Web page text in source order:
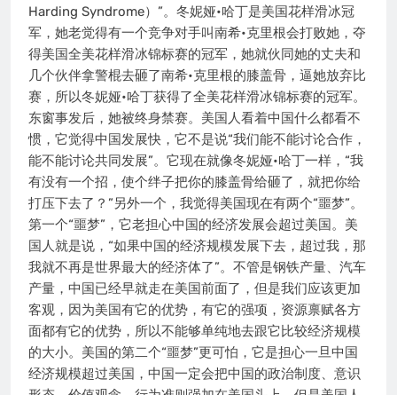
Harding Syndrome）”。冬妮娅•哈丁是美国花样滑冰冠
军，她老觉得有一个竞争对手叫南希•克里根会打败她，夺
得美国全美花样滑冰锦标赛的冠军，她就伙同她的丈夫和
几个伙伴拿警棍去砸了南希•克里根的膝盖骨，逼她放弃比
赛，所以冬妮娅•哈丁获得了全美花样滑冰锦标赛的冠军。
东窗事发后，她被终身禁赛。美国人看着中国什么都看不
惯，它觉得中国发展快，它不是说“我们能不能讨论合作，
能不能讨论共同发展”。它现在就像冬妮娅•哈丁一样，“我
有没有一个招，使个绊子把你的膝盖骨给砸了，就把你给
打压下去了？”另外一个，我觉得美国现在有两个“噩梦”。
第一个“噩梦”，它老担心中国的经济发展会超过美国。美
国人就是说，“如果中国的经济规模发展下去，超过我，那
我就不再是世界最大的经济体了”。不管是钢铁产量、汽车
产量，中国已经早就走在美国前面了，但是我们应该更加
客观，因为美国有它的优势，有它的强项，资源禀赋各方
面都有它的优势，所以不能够单纯地去跟它比较经济规模
的大小。美国的第二个“噩梦”更可怕，它是担心一旦中国
经济规模超过美国，中国一定会把中国的政治制度、意识